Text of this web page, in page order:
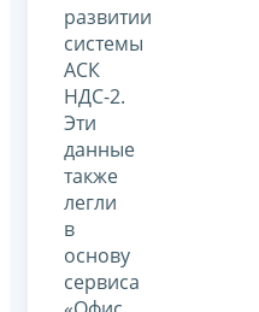
развитии
системы
АСК
НДС-2.
Эти
данные
также
легли
в
основу
сервиса